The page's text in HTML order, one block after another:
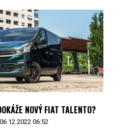
NOVÝ FIAT TALENTO?
06.12.2022 06:52